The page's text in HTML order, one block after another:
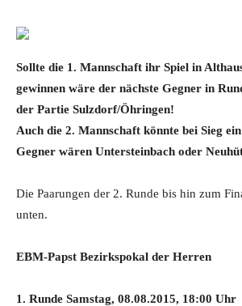
Sollte die 1. Mannschaft ihr Spiel in
gewinnen wäre der nächste Gegner in
der Partie Sulzdorf/Öhringen!
Auch die 2. Mannschaft könnte bei Sieg
Gegner wären Untersteinbach oder
Die Paarungen der 2. Runde bis hin zum
unten.
EBM-Papst Bezirkspokal der Herren
1. Runde Samstag, 08.08.2015, 18:00 Uhr